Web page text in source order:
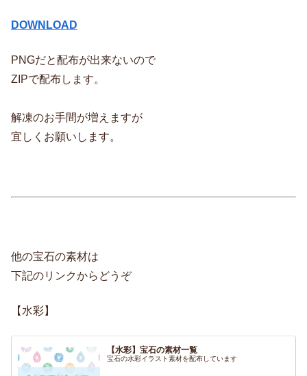
DOWNLOAD
PNGだと配布が出来ないので
ZIPで配布します。
解凍のお手間が増えますが
宜しくお願いします。
他の宝石の素材は
下記のリンクからどうぞ
【水彩】
【水彩】宝石の素材一覧
宝石の水彩イラスト素材を配布しています